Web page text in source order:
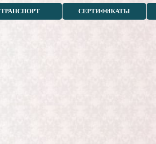
ТРАНСПОРТ СЕРТИФИКАТЫ